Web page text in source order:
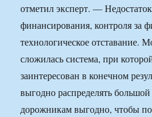
отметил эксперт. —
финансирования, контроля за
технологическое отставание.
сложилась система, при
заинтересован в конечном
выгодно распределять большой
дорожникам выгодно, чтобы